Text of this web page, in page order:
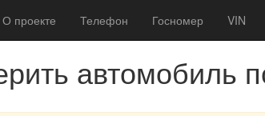
О проекте Телефон Госномер VIN
автомобиль